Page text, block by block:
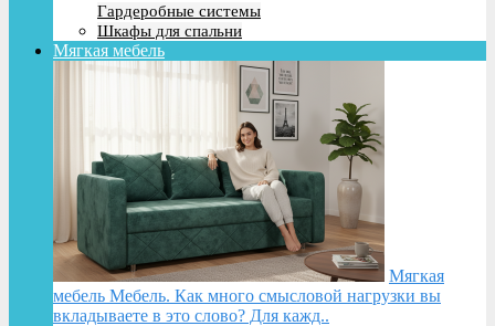
Гардеробные системы
Шкафы для спальни
Мягкая мебель
Мягкая
мебель Мебель. Как много смысловой нагрузки вы
вкладываете в это слово? Для кажд..